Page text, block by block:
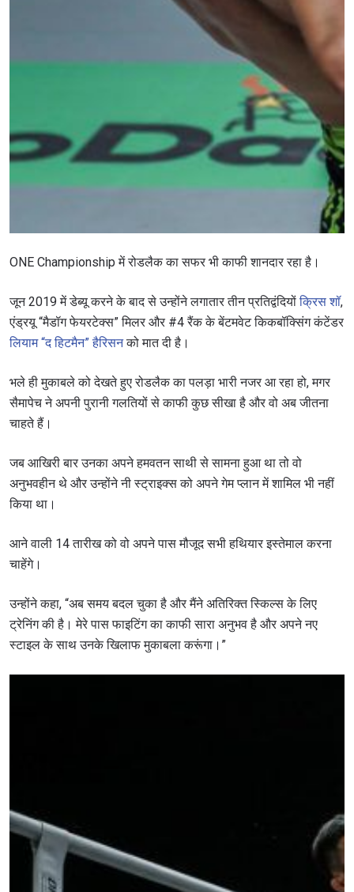
ONE Championship में रोडलैक का सफर भी काफी शानदार रहा है।
जून 2019 में डेब्यू करने के बाद से उन्होंने लगातार तीन प्रतिद्वंदियोंक्रिस शॉ,
एंड्रयू “मैडॉग फेयरटेक्स” मिलर और #4 रैंक के बेंटमवेट किकबॉक्सिंग कंटेंडर
लियाम “द हिटमैन” हैरिसनको मात दी है।
भले ही मुकाबले को देखते हुए रोडलैक का पलड़ा भारी नजर आ रहा हो, मगर
सैमापेच ने अपनी पुरानी गलतियों से काफी कुछ सीखा है और वो अब जीतना
चाहते हैं।
जब आखिरी बार उनका अपने हमवतन साथी से सामना हुआ था तो वो
अनुभवहीन थे और उन्होंने नी स्ट्राइक्स को अपने गेम प्लान में शामिल भी नहीं
किया था।
आने वाली 14 तारीख को वो अपने पास मौजूद सभी हथियार इस्तेमाल करना
चाहेंगे।
उन्होंने कहा, “अब समय बदल चुका है और मैंने अतिरिक्त स्किल्स के लिए
ट्रेनिंग की है। मेरे पास फाइटिंग का काफी सारा अनुभव है और अपने नए
स्टाइल के साथ उनके खिलाफ मुकाबला करूंगा।”